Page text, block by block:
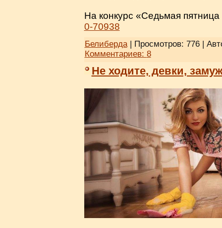
На конкурс «Седьмая
0-70938
Белиберда| Просмотров: 776 |
Комментариев: 8
Не ходите, девки,